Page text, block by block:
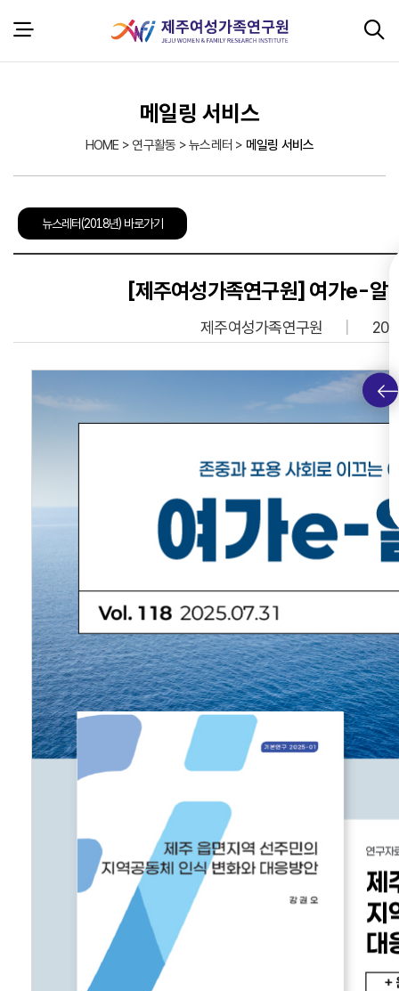
메일링 서비스
HOME > 연구활동 > 뉴스레터 > 메일링 서비스
뉴스레터(2018년) 바로가기
[제주여성가족연구원] 여가e-알
제주여성가족연구원